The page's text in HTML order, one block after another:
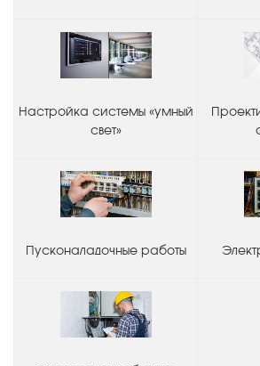
Настройка системы «умный
свет»
Пусконаладочные работы